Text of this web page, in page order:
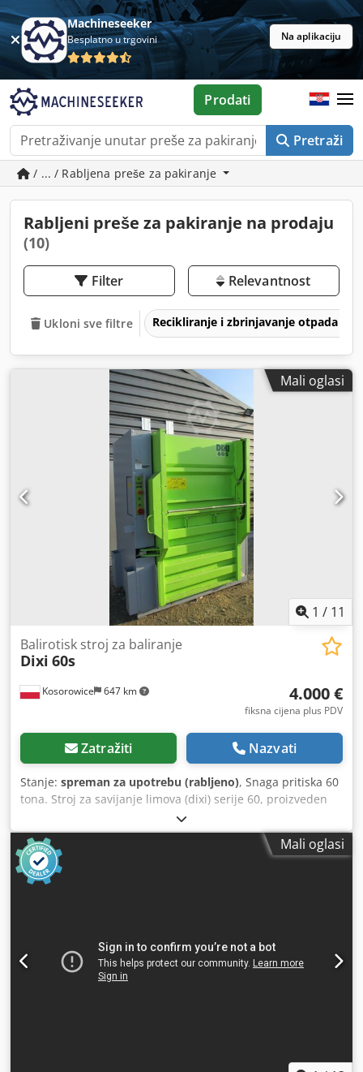
Machineseeker
Besplatno u trgovini Na aplikaciju
Pretraži
Prodati
/ ... / Rabljena preše za pakiranje
Rabljeni preše za pakiranje na prodaju
(10)
Filter Relevantnost
Ukloni sve filtre Recikliranje i zbrinjavanje otpada
Mali oglasi
1 / 11
Kosorowice 647 km
Balirotisk stroj za baliranje
Dixi 60s
4.000 €
fiksna cijena plus PDV
Zatražiti Nazvati
Stanje: spreman za upotrebu (rabljeno), Snaga pritiska 60
tona. Stroj za savijanje limova (dixi) serije 60, proizveden
između 2006. i 2010. godine, košta 4000 eura. Model iz
2017.-2019. košta 5000 eura. Dimenzije grede: 120 x 80 x
110 cm. Dimenzije stroja: 1900 x 1400 x 2200 mm (visina).
Težina stroja: oko 2430 kg. Težina grede: do 500 kg.
Dsdpfera Nqhex Afvekr Predgrijavanje ulja. Motor: 7,5 kW.
Mali oglasi